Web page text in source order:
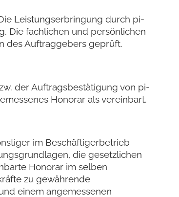
Leistungserbringung durch pi-
Die fachlichen und persönlichen
des Auftraggebers geprüft.
der Auftragsbestätigung von pi-
Honorar als vereinbart.
im Beschäftigerbetrieb
die gesetzlichen
Honorar im selben
zu gewährende
einem angemessenen